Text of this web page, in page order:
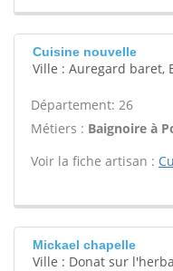
Cuisine nouvelle
Ville : Auregard baret,
Département: 26
Métiers : Baignoire à
Voir la fiche artisan :
Mickael chapelle
Ville : Donat sur